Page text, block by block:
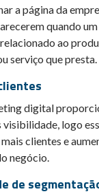
a página da
quando
ao
serviço que presta.
digital
visibilidade, logo
clientes e
negócio.
de